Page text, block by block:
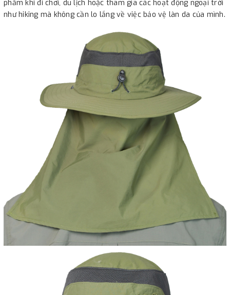
phẩm khi đi chơi, du lịch hoặc tham gia các hoạt động ngoại trời
như hiking mà không cần lo lắng về việc bảo vệ làn da của mình.